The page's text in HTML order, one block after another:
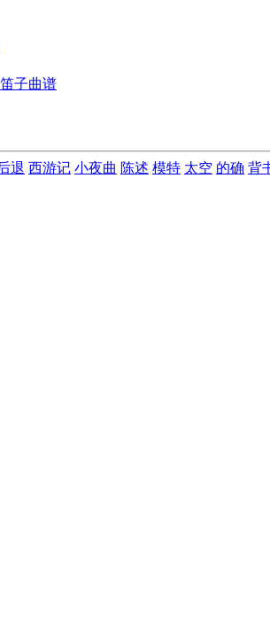
子曲谱
退 西游记 小夜曲 陈述 模特 太空 的确 背